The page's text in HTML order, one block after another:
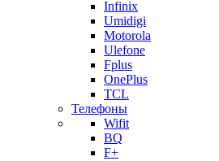
Infinix
Umidigi
Motorola
Ulefone
Fplus
OnePlus
TCL
Телефоны
Wifit
BQ
F+